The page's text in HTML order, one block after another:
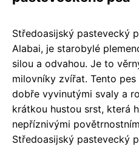
Středoasijský pastevecký
Alabai, je starobylé
silou a odvahou. Je to
milovníky zvířat. Tento
dobře vyvinutými svaly a
krátkou hustou srst, která
nepříznivými
Středoasijský pastevecký